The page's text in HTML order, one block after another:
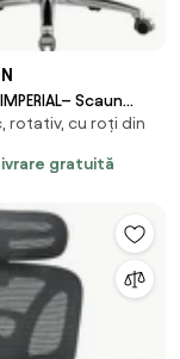
IMPERIAL– Scaun
Tapițerie
Calitativă, Furnir
Nuc, Funcție de
Negru
rotativ, cu roți din
gratuită